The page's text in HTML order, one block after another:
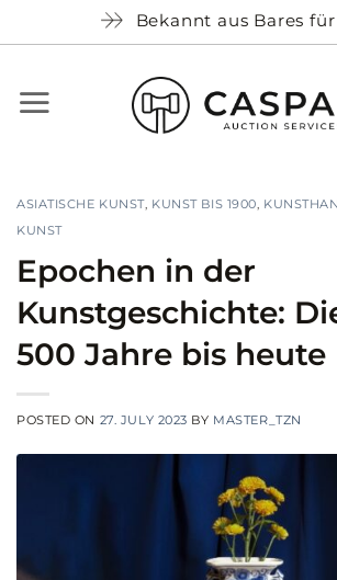
to
Bekannt aus Bares für
ASIATISCHE KUNST, KUNST BIS 1900,
KUNST
Epochen in der
Kunstgeschichte:
500 Jahre bis heute
POSTED ON 27. JULY 2023 BY MASTER_TZN